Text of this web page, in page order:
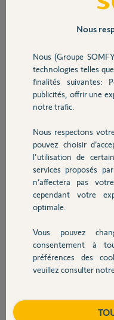
Sécurité
Domotique
Chauffage
Autres produits
Devis avec un pro
Contact
l'application TaHoma non
avec cette dernière.
J'ai tenté, en vain, de les
mais l'application ne les
Mon installation
seules 8 sont installées
pilotage sur produit" pour
réglage pourrait avoir un
Nous
Nous (Groupe
technologies telles
finalités suivantes:
publicités, offrir une
notre trafic.
Nous respectons
pouvez choisir
l'utilisation de
services proposés
n’affectera pas
cependant votre
optimale.
Vous pouvez
consentement à
préférences des
veuillez consulter